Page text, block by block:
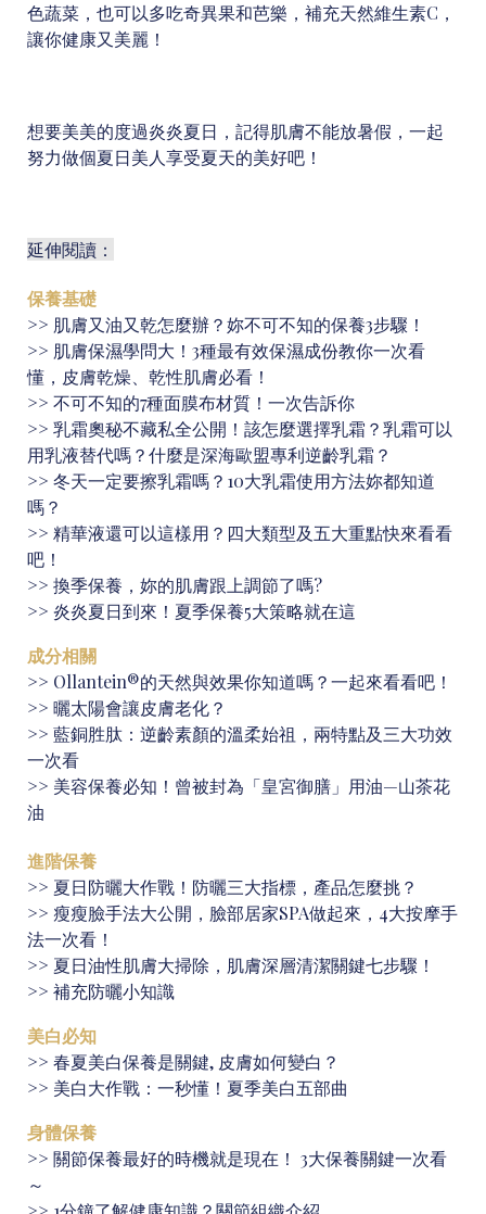
色蔬菜，也可以多吃奇異果和芭樂，補充天然維生素C，
讓你健康又美麗！
想要美美的度過炎炎夏日，記得肌膚不能放暑假，一起
努力做個夏日美人享受夏天的美好吧！
延伸閱讀：
保養基礎
>> 肌膚又油又乾怎麼辦？妳不可不知的保養3步驟！
>> 肌膚保濕學問大！3種最有效保濕成份教你一次看
懂，皮膚乾燥、乾性肌膚必看！
>> 不可不知的7種面膜布材質！一次告訴你
>> 乳霜奧秘不藏私全公開！該怎麼選擇乳霜？乳霜可以
用乳液替代嗎？什麼是深海歐盟專利逆齡乳霜？
>> 冬天一定要擦乳霜嗎？10大乳霜使用方法妳都知道
嗎？
>> 精華液還可以這樣用？四大類型及五大重點快來看看
吧！
>> 換季保養，妳的肌膚跟上調節了嗎?
>> 炎炎夏日到來！夏季保養5大策略就在這
成分相關
>> Ollantein®的天然與效果你知道嗎？一起來看看吧！
>> 曬太陽會讓皮膚老化？
>> 藍銅胜肽：逆齡素顏的溫柔始祖，兩特點及三大功效
一次看
>> 美容保養必知！曾被封為「皇宮御膳」用油—山茶花
油
進階保養
>> 夏日防曬大作戰！防曬三大指標，產品怎麼挑？
>> 瘦瘦臉手法大公開，臉部居家SPA做起來，4大按摩手
法一次看！
>> 夏日油性肌膚大掃除，肌膚深層清潔關鍵七步驟！
>> 補充防曬小知識
美白必知
>> 春夏美白保養是關鍵, 皮膚如何變白？
>> 美白大作戰：一秒懂！夏季美白五部曲
身體保養
>> 關節保養最好的時機就是現在！ 3大保養關鍵一次看
～